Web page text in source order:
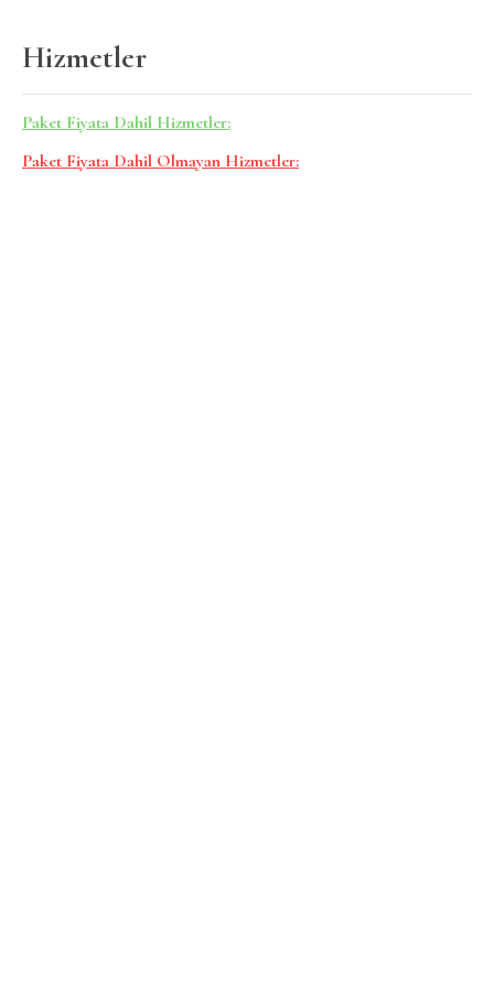
Hizmetler
Paket Fiyata Dahil Hizmetler:
Paket Fiyata Dahil Olmayan Hizmetler: